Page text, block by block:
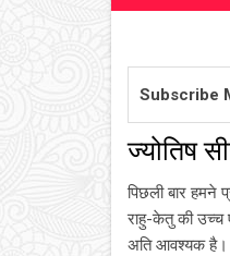
Subscribe
ज्‍योतिष
पिछली बार हमने
राहु-केतु की उच्च
अति आवश्यक है।